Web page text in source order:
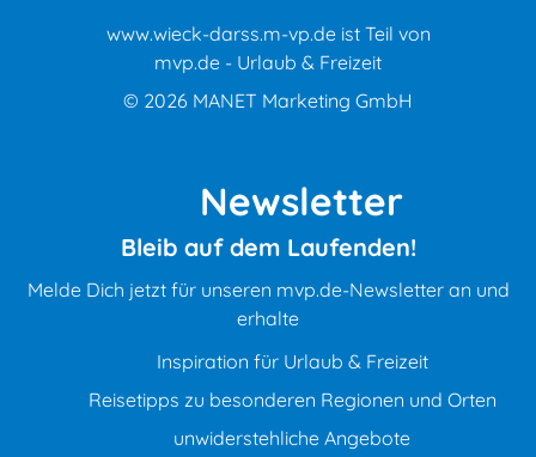
www.wieck-darss.m-vp.de ist Teil von
mvp.de - Urlaub & Freizeit
© 2026 MANET Marketing GmbH
Newsletter
Bleib auf dem Laufenden!
Melde Dich jetzt für unseren mvp.de-Newsletter an und
erhalte
Inspiration für Urlaub & Freizeit
Reisetipps zu besonderen Regionen und Orten
unwiderstehliche Angebote